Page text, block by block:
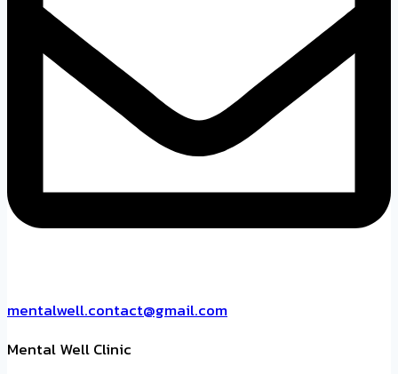
mentalwell.contact@gmail.com
Mental Well Clinic